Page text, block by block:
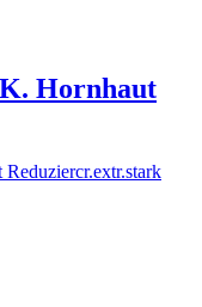
Hornhaut